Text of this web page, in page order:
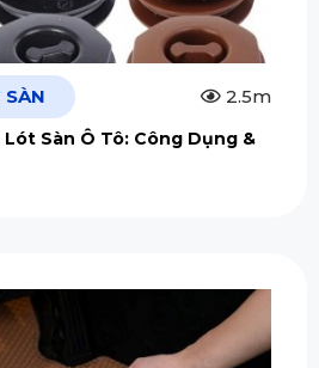
2.5m
Sàn Ô Tô: Công Dụng &